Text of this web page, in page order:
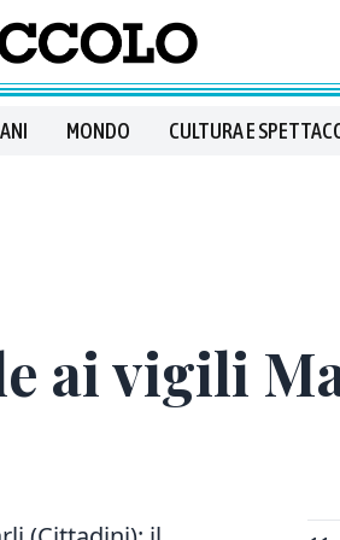
MONDO CULTURA E
ai vigili